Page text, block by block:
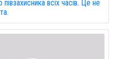
всіх часів. Це не